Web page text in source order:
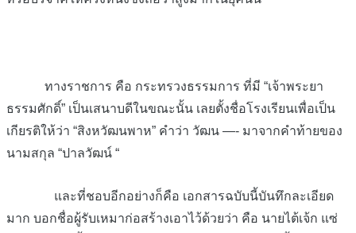
ทางราชการ คือ กระทรวงธรรมการ ที่มี “เจ้าพระยา
ธรรมศักดิ์” เป็นเสนาบดีในขณะนั้น เลยตั้งชื่อโรงเรียนเพื่อเป็น
เกียรติให้ว่า “สิงหวัฒนพาห” คำว่า วัฒน —- มาจากคำท้ายของ
นามสกุล “ปาลวัฒน์ “
และที่ชอบอีกอย่างก็คือ เอกสารฉบับนี้บันทึกละเอียด
มาก บอกชื่อผู้รับเหมาก่อสร้างเอาไว้ด้วยว่า คือ นายไต้เจ้ก แซ่